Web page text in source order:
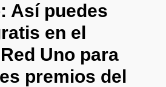
Así puedes
en el
Uno para
premios del